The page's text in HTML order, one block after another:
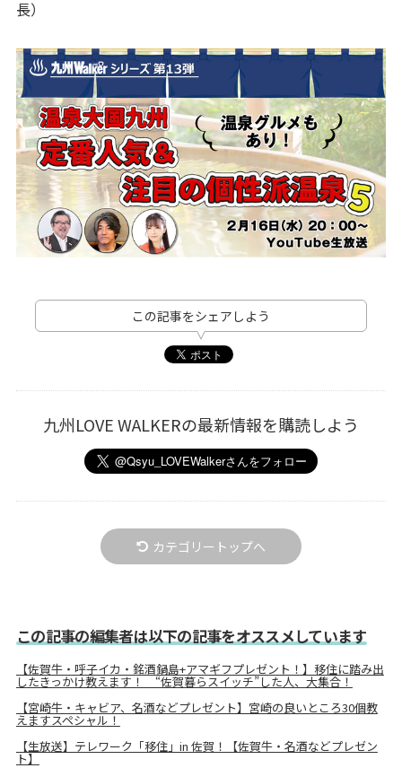
長）
この記事をシェアしよう
九州LOVE WALKERの最新情報を購読しよう
カテゴリートップへ
この記事の編集者は以下の記事をオススメしています
【佐賀牛・呼子イカ・銘酒鍋島+アマギフプレゼント！】移住に踏み出
したきっかけ教えます！ “佐賀暮らスイッチ”した人、大集合！
【宮崎牛・キャビア、名酒などプレゼント】宮崎の良いところ30個教
えますスペシャル！
【生放送】テレワーク「移住」in 佐賀！【佐賀牛・名酒などプレゼン
ト】